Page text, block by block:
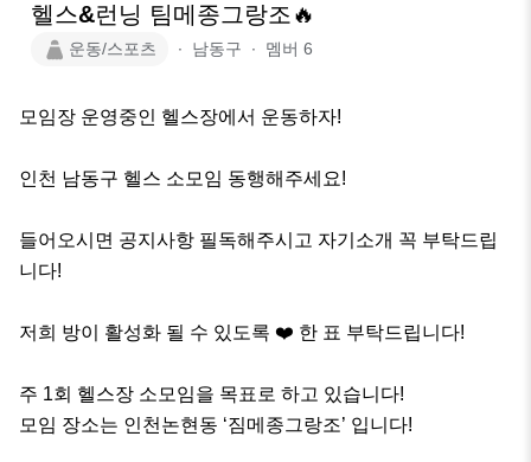
헬스&런닝 팀메종그랑조🔥
운동/스포츠 ∙ 남동구 ∙ 멤버 6
모임장 운영중인 헬스장에서 운동하자!
인천 남동구 헬스 소모임 동행해주세요!
들어오시면 공지사항 필독해주시고 자기소개 꼭 부탁드립
니다!
저희 방이 활성화 될 수 있도록 ❤️ 한 표 부탁드립니다!
주 1회 헬스장 소모임을 목표로 하고 있습니다!
모임 장소는 인천논현동 ‘짐메종그랑조’ 입니다!